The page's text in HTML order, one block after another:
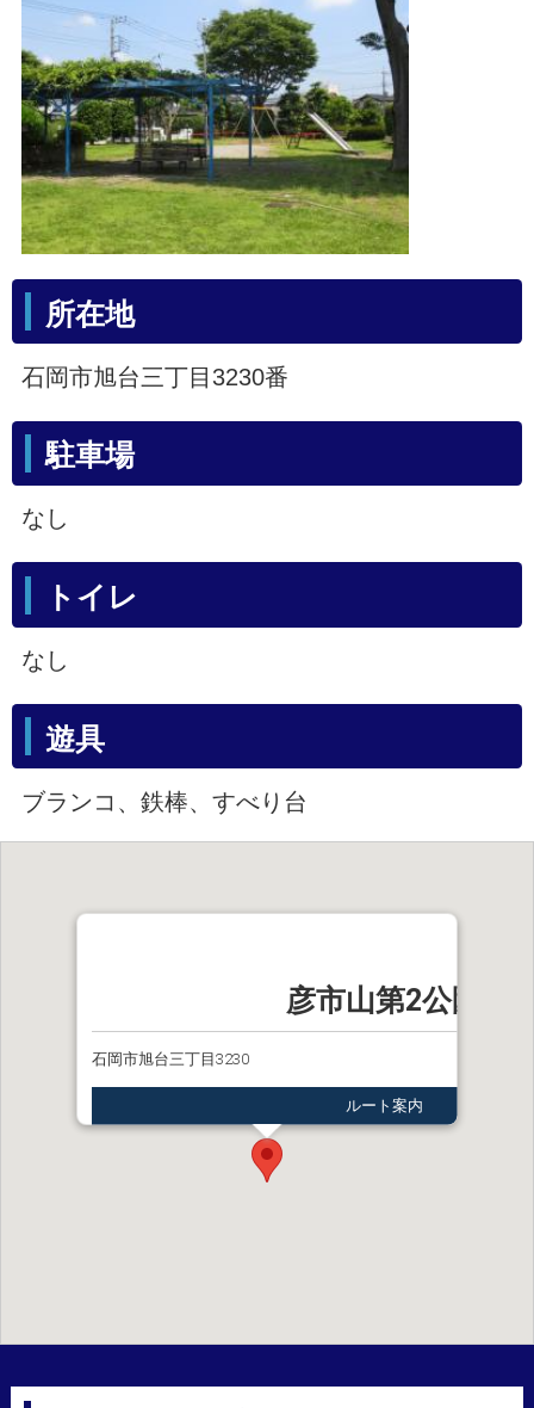
所在地
石岡市旭台三丁目3230番
駐車場
なし
トイレ
なし
遊具
ブランコ、鉄棒、すべり台
彦市山第2公園
石岡市旭台三丁目3230
ルート案内